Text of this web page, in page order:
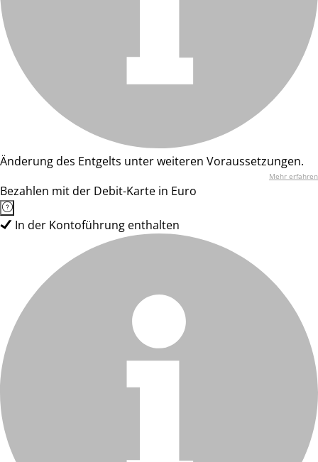
Änderung des Entgelts unter weiteren Voraussetzungen.
Mehr erfahren
Bezahlen mit der Debit-Karte in Euro
In der Kontoführung enthalten